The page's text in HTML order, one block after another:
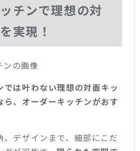
チンで理想の対
実現！
では叶わない理想の対面キッ
ら、オーダーキッチンがおす
、デザインまで、細部にこだ